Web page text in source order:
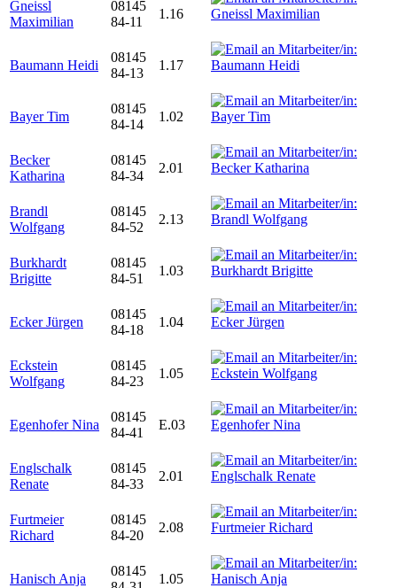
Gneissl
Maximilian
08145
84-11
1.16
Baumann Heidi
08145
84-13
1.17
Bayer Tim
08145
84-14
1.02
Becker
Katharina
08145
84-34
2.01
Brandl
Wolfgang
08145
84-52
2.13
Burkhardt
Brigitte
08145
84-51
1.03
Ecker Jürgen
08145
84-18
1.04
Eckstein
Wolfgang
08145
84-23
1.05
Egenhofer Nina
08145
84-41
E.03
Englschalk
Renate
08145
84-33
2.01
Furtmeier
Richard
08145
84-20
2.08
Hanisch Anja
08145
1.05